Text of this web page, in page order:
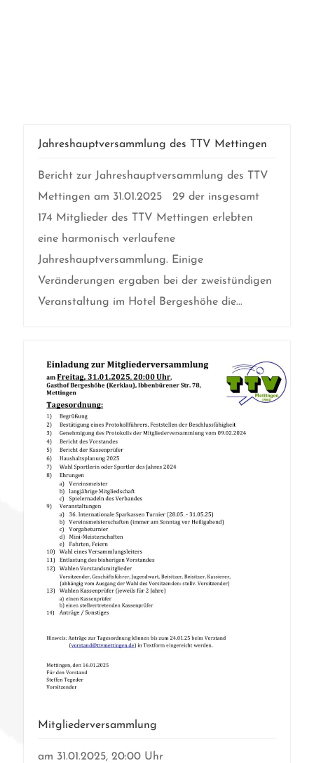
Jahreshauptversammlung des TTV Mettingen
Bericht zur Jahreshauptversammlung des TTV
Mettingen am 31.01.2025 29 der insgesamt
174 Mitglieder des TTV Mettingen erlebten
eine harmonisch verlaufene
Jahreshauptversammlung. Einige
Veränderungen ergaben bei der zweistündigen
Veranstaltung im Hotel Bergeshöhe die...
Mitgliederversammlung
am 31.01.2025, 20:00 Uhr